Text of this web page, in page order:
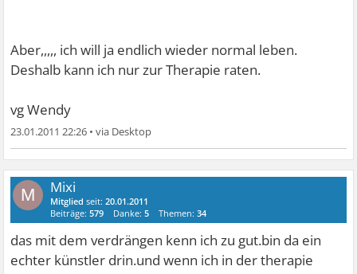
Aber,,,,, ich will ja endlich wieder normal leben.
Deshalb kann ich nur zur Therapie raten.
vg Wendy
23.01.2011 22:26 •
M Mixi
Mitglied seit:20.01.2011
Beiträge:579 Danke:5 Themen:34
das mit dem verdrängen kenn ich zu gut.bin da ein
echter künstler drin.und wenn ich in der therapie